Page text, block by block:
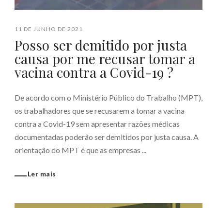
11 DE JUNHO DE 2021
Posso ser demitido por justa
causa por me recusar tomar a
vacina contra a Covid-19 ?
De acordo com o Ministério Público do Trabalho (MPT),
os trabalhadores que se recusarem a tomar a vacina
contra a Covid-19 sem apresentar razões médicas
documentadas poderão ser demitidos por justa causa. A
orientação do MPT é que as empresas ...
Ler mais